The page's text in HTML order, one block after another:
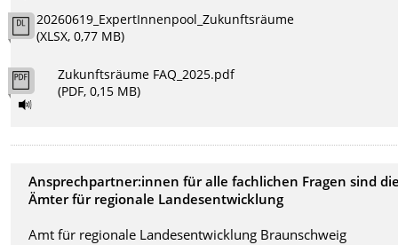
20260619_ExpertInnenpool_Zukunftsräume
(XLSX, 0,77 MB)
Zukunftsräume FAQ_2025.pdf
(PDF, 0,15 MB)
Ansprechpartner:innen für alle fachlichen Fragen sind
Ämter für regionale Landesentwicklung
Amt für regionale Landesentwicklung Braunschweig